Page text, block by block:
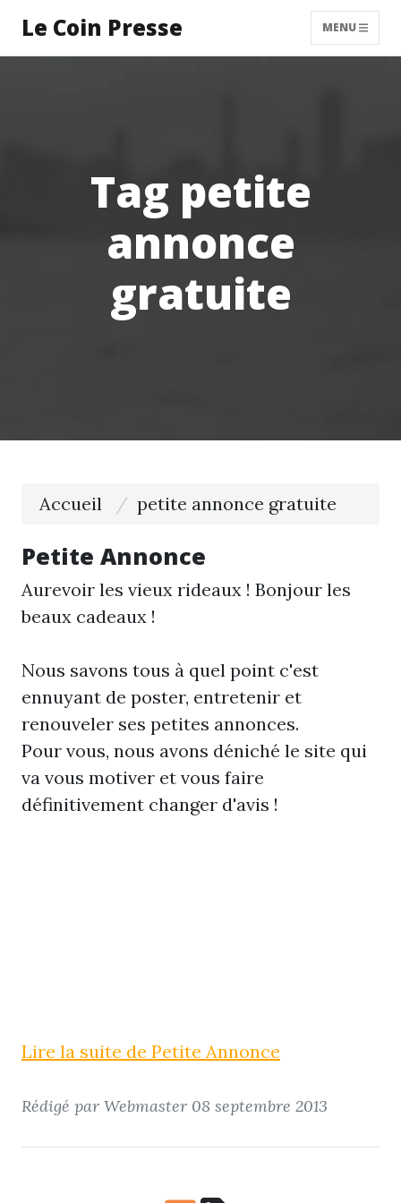
Le Coin Presse MENU
Tag petite
annonce
gratuite
Accueil petite annonce gratuite
Petite Annonce
Aurevoir les vieux rideaux ! Bonjour les
beaux cadeaux !
Nous savons tous à quel point c'est
ennuyant de poster, entretenir et
renouveler ses petites annonces.
Pour vous, nous avons déniché le site qui
va vous motiver et vous faire
définitivement changer d'avis !
Lire la suite de Petite Annonce
Rédigé par Webmaster 08 septembre 2013